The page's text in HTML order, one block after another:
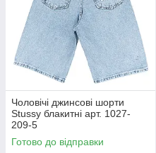
Чоловічі джинсові шорти
Stussy блакитні арт. 1027-
209-5
Готово до відправки